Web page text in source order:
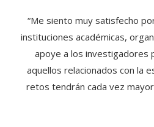
“Me siento muy satisfecho
instituciones académicas,
apoye a los investigadores
aquellos relacionados con la
retos tendrán cada vez